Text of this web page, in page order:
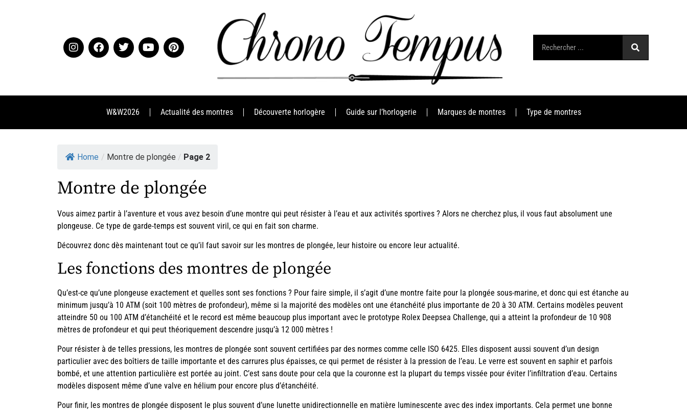
W&W2026 Actualité des montres Découverte horlogère Guide sur l’horlogerie Marques de montres Type de montres
Home / Montre de plongée / Page 2
Montre de plongée
Vous aimez partir à l’aventure et vous avez besoin d’une montre qui peut résister à l’eau et aux activités sportives ? Alors ne cherchez plus, il vous faut absolument une
plongeuse. Ce type de garde-temps est souvent viril, ce qui en fait son charme.
Découvrez donc dès maintenant tout ce qu’il faut savoir sur les montres de plongée, leur histoire ou encore leur actualité.
Les fonctions des montres de plongée
Qu’est-ce qu’une plongeuse exactement et quelles sont ses fonctions ? Pour faire simple, il s’agit d’une montre faite pour la plongée sous-marine, et donc qui est étanche au
minimum jusqu’à 10 ATM (soit 100 mètres de profondeur), même si la majorité des modèles ont une étanchéité plus importante de 20 à 30 ATM. Certains modèles peuvent
atteindre 50 ou 100 ATM d’étanchéité et le record est même beaucoup plus important avec le prototype Rolex Deepsea Challenge, qui a atteint la profondeur de 10 908
mètres de profondeur et qui peut théoriquement descendre jusqu’à 12 000 mètres !
Pour résister à de telles pressions, les montres de plongée sont souvent certifiées par des normes comme celle ISO 6425. Elles disposent aussi souvent d’un design
particulier avec des boîtiers de taille importante et des carrures plus épaisses, ce qui permet de résister à la pression de l’eau. Le verre est souvent en saphir et parfois
bombé, et une attention particulière est portée au joint. C’est sans doute pour cela que la couronne est la plupart du temps vissée pour éviter l’infiltration d’eau. Certains
modèles disposent même d’une valve en hélium pour encore plus d’étanchéité.
Pour finir, les montres de plongée disposent le plus souvent d’une lunette unidirectionnelle en matière luminescente avec des index importants. Cela permet une bonne